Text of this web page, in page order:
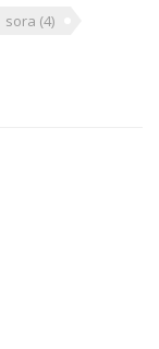
sora (4)